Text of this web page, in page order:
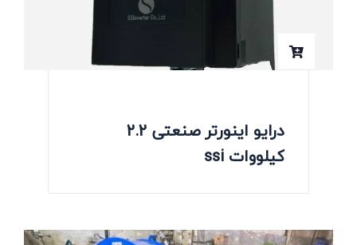
درایو اینورتر صنعتی 2.2
کیلووات ssi